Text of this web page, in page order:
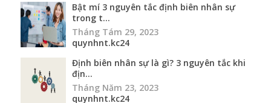
Bật mí 3 nguyên tắc định biên nhân sự
trong t...
Tháng Tám 29, 2023
quynhnt.kc24
Định biên nhân sự là gì? 3 nguyên tắc khi
địn...
Tháng Năm 23, 2023
quynhnt.kc24